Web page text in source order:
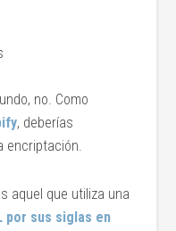
no. Como
, deberías
encriptación.
aquel que utiliza una
por sus siglas en